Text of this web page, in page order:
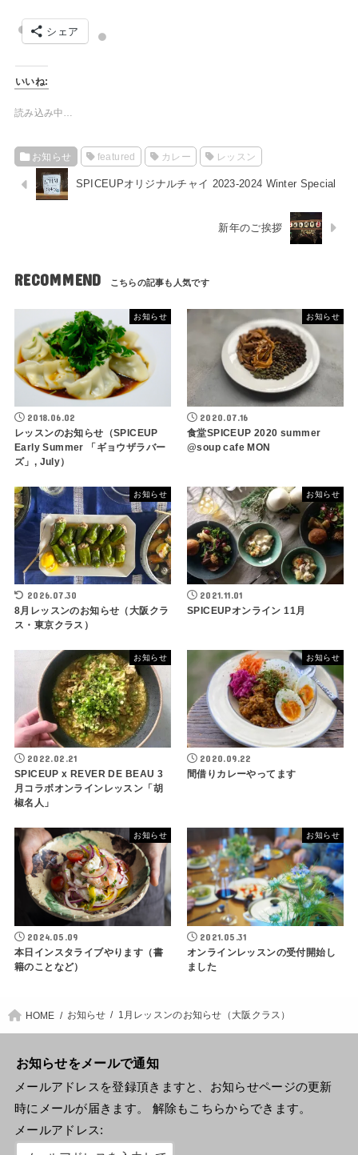
シェア
いいね:
読み込み中…
お知らせ featured カレー レッスン
SPICEUPオリジナルチャイ 2023-2024 Winter Special
新年のご挨拶
RECOMMEND
お知らせ
2018.06.02
レッスンのお知らせ（SPICEUP
Early Summer 「ギョウザラバー
ズ」, July）
お知らせ
2020.07.16
食堂SPICEUP 2020 summer
@soup cafe MON
お知らせ
2026.07.30
8月レッスンのお知らせ（大阪クラ
ス・東京クラス）
お知らせ
2021.11.01
SPICEUPオンライン 11月
お知らせ
2022.02.21
SPICEUP x REVER DE BEAU 3
月コラボオンラインレッスン「胡
椒名人」
お知らせ
2020.09.22
間借りカレーやってます
お知らせ
2024.05.09
本日インスタライブやります（書
籍のことなど）
お知らせ
2021.05.31
オンラインレッスンの受付開始し
ました
HOME お知らせ 1月レッスンのお知らせ（大阪クラス）
お知らせをメールで通知
メールアドレスを登録頂きますと、お知らせページの更新
時にメールが届きます。 解除もこちらからできます。
メールアドレス: